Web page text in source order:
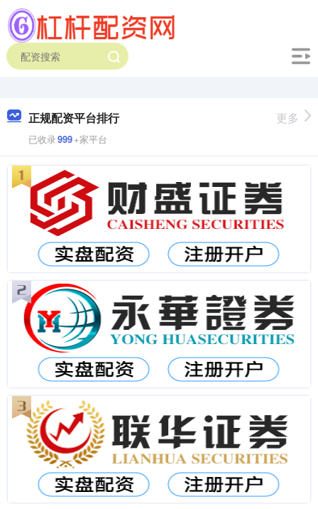
正规配资平台排行
已收录999+家平台
更多